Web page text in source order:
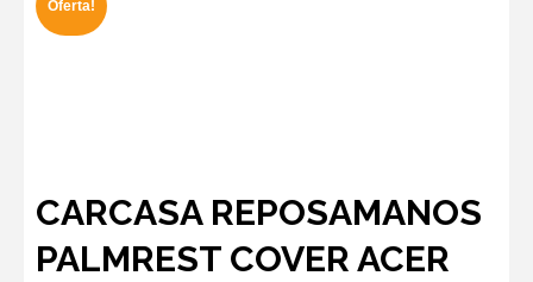
Oferta!
CARCASA REPOSAMANOS
PALMREST COVER ACER